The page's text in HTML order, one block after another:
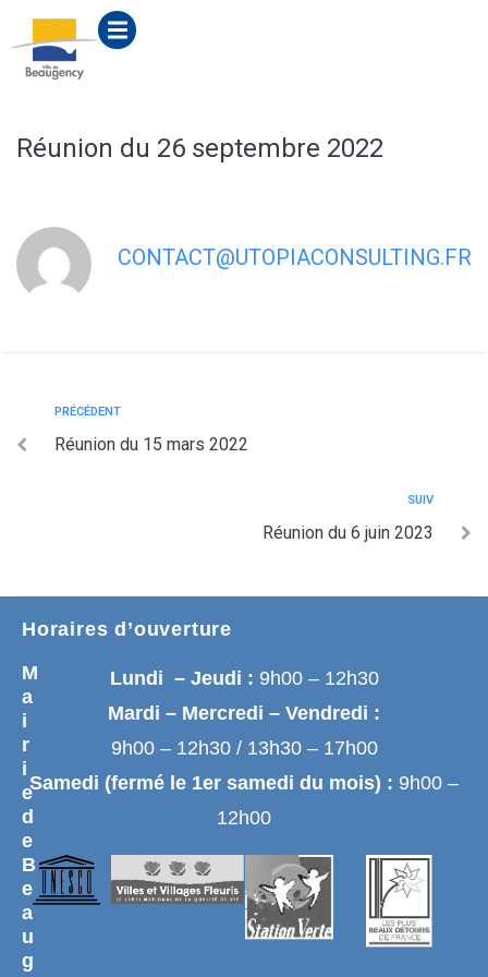
principal
Réunion du 26 septembre 2022
CONTACT@UTOPIACONSULTING.FR
PRÉCÉDENT
Réunion du 15 mars 2022
SUIV
Réunion du 6 juin 2023
M
a
i
r
i
e
d
e
B
e
a
u
g
Horaires d’ouverture
Lundi – Jeudi : 9h00 – 12h30
Mardi – Mercredi – Vendredi :
9h00 – 12h30 / 13h30 – 17h00
Samedi (fermé le 1er samedi du mois) : 9h00 –
12h00